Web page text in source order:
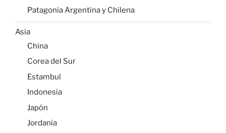
Patagonia Argentina y Chilena
Asia
China
Corea del Sur
Estambul
Indonesia
Japón
Jordania